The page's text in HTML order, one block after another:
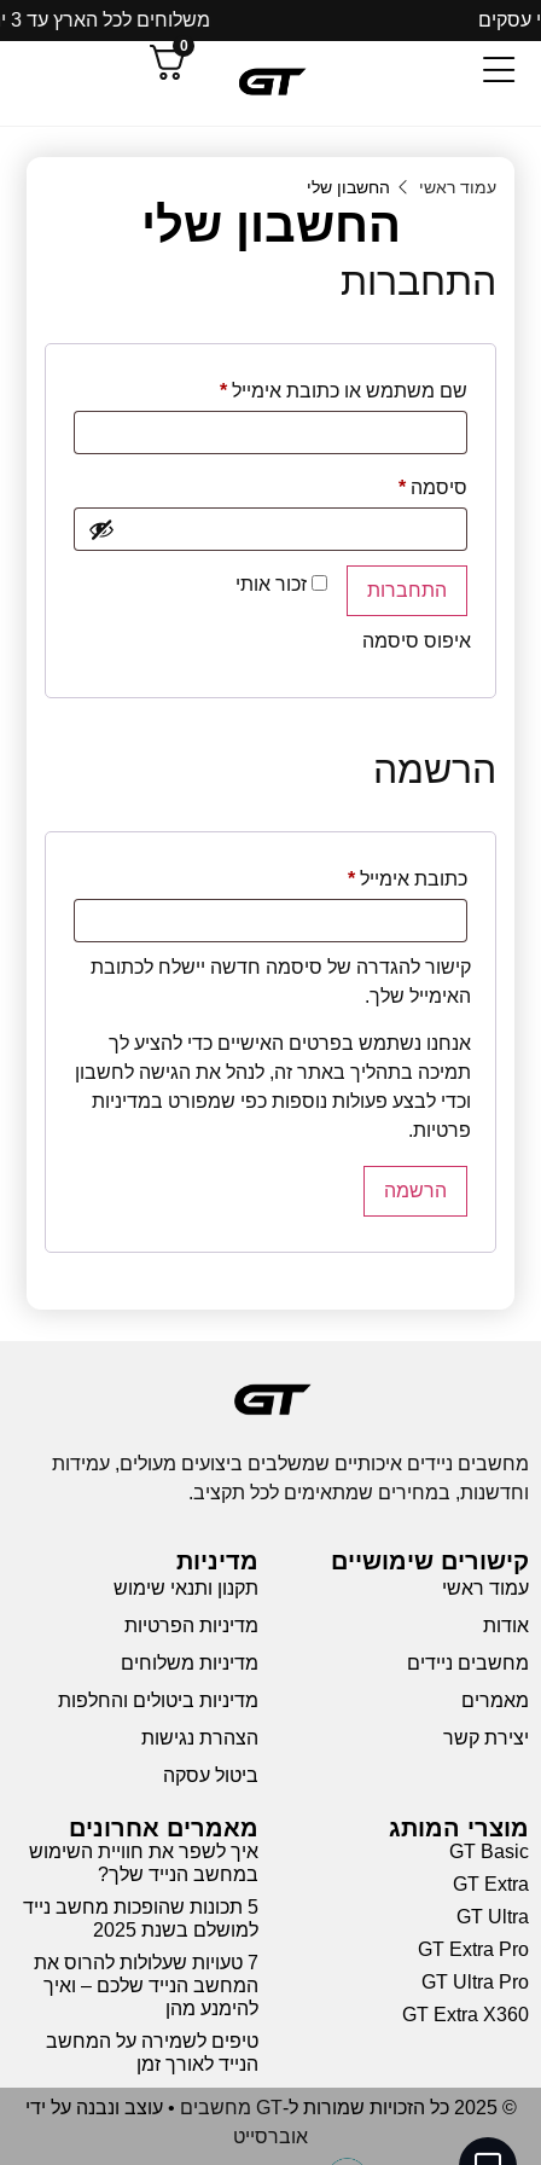
משלוחים לכל הארץ עד 3 ימי עסקים
0
עמוד ראשי החשבון שלי
החשבון שלי
התחברות
שם משתמש או כתובת אימייל*
סיסמה*
זכור אותי התחברות
איפוס סיסמה
הרשמה
כתובת אימייל*
קישור להגדרה של סיסמה חדשה יישלח לכתובת
האימייל שלך.
אנחנו נשתמש בפרטים האישיים כדי להציע לך
תמיכה בתהליך באתר זה, לנהל את הגישה לחשבון
וכדי לבצע פעולות נוספות כפי שמפורט במדיניות
פרטיות.
הרשמה
מחשבים ניידים איכותיים שמשלבים ביצועים מעולים, עמידות
וחדשנות, במחירים שמתאימים לכל תקציב.
קישורים שימושיים
עמוד ראשי
אודות
מחשבים ניידים
מאמרים
יצירת קשר
מדיניות
תקנון ותנאי שימוש
מדיניות הפרטיות
מדיניות משלוחים
מדיניות ביטולים והחלפות
הצהרת נגישות
ביטול עסקה
מוצרי המותג
GT Basic
GT Extra
GT Ultra
GT Extra Pro
GT Ultra Pro
GT Extra X360
מאמרים אחרונים
איך לשפר את חוויית השימוש
במחשב הנייד שלך?
5 תכונות שהופכות מחשב נייד
למושלם בשנת 2025
7 טעויות שעלולות להרוס את
המחשב הנייד שלכם – ואיך
להימנע מהן
טיפים לשמירה על המחשב
הנייד לאורך זמן
© 2025 כל הזכויות שמורות ל- GT מחשבים
• עוצב ונבנה על ידי
אוברסייט